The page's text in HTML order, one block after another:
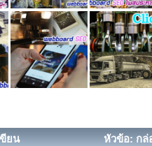
ขียน
หัวข้อ: กล่